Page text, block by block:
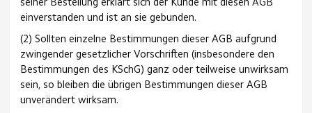
seiner Bestellung erklärt sich der Kunde mit diesen AGB
einverstanden und ist an sie gebunden.
(2) Sollten einzelne Bestimmungen dieser AGB aufgrund
zwingender gesetzlicher Vorschriften (insbesondere den
Bestimmungen des KSchG) ganz oder teilweise unwirksam
sein, so bleiben die übrigen Bestimmungen dieser AGB
unverändert wirksam.